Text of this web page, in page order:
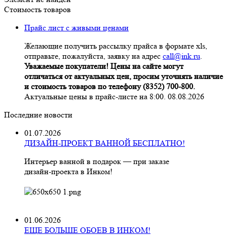
Стоимость товаров
Прайс лист с живыми ценами
Желающие получить рассылку прайса в формате xls,
отправьте, пожалуйста, заявку на адрес call@ink.ru.
Уважаемые покупатели! Цены на сайте могут
отличаться от актуальных цен, просим уточнять наличие
и стоимость товаров по телефону (8352) 700-800.
Актуальные цены в прайс-листе на 8:00. 08.08.2026
Последние новости
01.07.2026
ДИЗАЙН-ПРОЕКТ ВАННОЙ БЕСПЛАТНО!
Интерьер ванной в подарок — при заказе
дизайн‑проекта в Инком!
01.06.2026
ЕЩЕ БОЛЬШЕ ОБОЕВ В ИНКОМ!